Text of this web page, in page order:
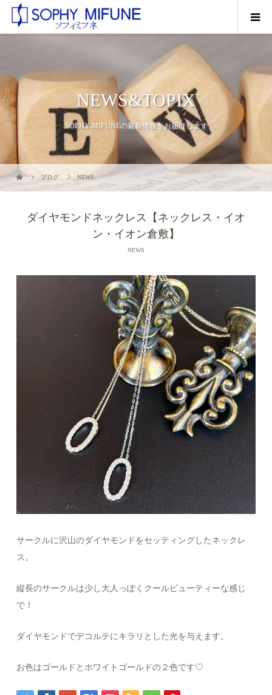
NEWS&TOPIX
SOPHY MIFUNEの最新情報をお届けします
ブログ NEWS
ダイヤモンドネックレス【ネックレス・イオ
ン・イオン倉敷】
NEWS
サークルに沢山のダイヤモンドをセッティングしたネックレ
ス。
縦長のサークルは少し大人っぽくクールビューティーな感じ
で！
ダイヤモンドでデコルテにキラリとした光を与えます。
お色はゴールドとホワイトゴールドの２色です♡